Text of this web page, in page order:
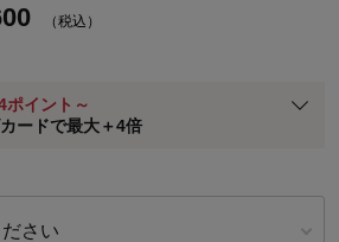
（税込）
ポイント～
ードで最大＋4倍
取無料（JCBのみ）
OFFクーポンプレゼント
イントはステージ倍率適用前の基本ポイント
さい